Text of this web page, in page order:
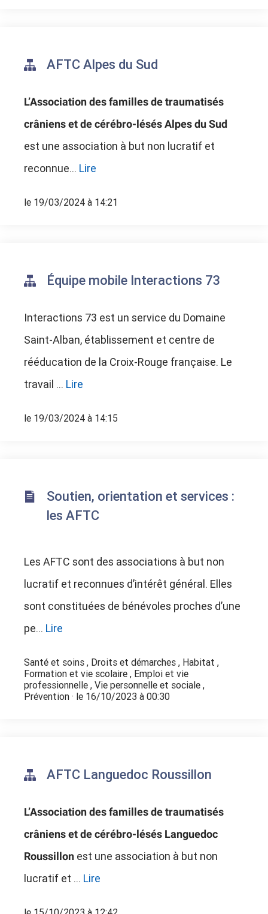
AFTC Alpes du Sud
L’Association des familles de traumatisés
crâniens et de cérébro-lésés Alpes du Sud
est une association à but non lucratif et
reconnue... Lire
le 19/03/2024 à 14:21
Équipe mobile Interactions 73
Interactions 73 est un service du Domaine
Saint-Alban, établissement et centre de
rééducation de la Croix-Rouge française. Le
travail ... Lire
le 19/03/2024 à 14:15
Soutien, orientation et services :
les AFTC
Les AFTC sont des associations à but non
lucratif et reconnues d’intérêt général. Elles
sont constituées de bénévoles proches d’une
pe... Lire
Santé et soins , Droits et démarches , Habitat ,
Formation et vie scolaire , Emploi et vie
professionnelle , Vie personnelle et sociale ,
Prévention · le 16/10/2023 à 00:30
AFTC Languedoc Roussillon
L’Association des familles de traumatisés
crâniens et de cérébro-lésés Languedoc
Roussillon est une association à but non
lucratif et ... Lire